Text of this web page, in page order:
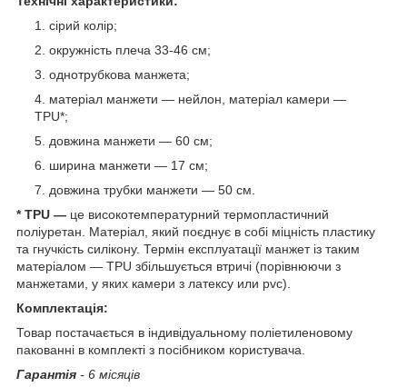
сірий колір;
окружність плеча 33-46 см;
однотрубкова манжета;
матеріал манжети — нейлон, матеріал камери —
TPU*;
довжина манжети — 60 см;
ширина манжети — 17 см;
довжина трубки манжети — 50 см.
* TPU — це високотемпературний термопластичний
поліуретан. Матеріал, який поєднує в собі міцність пластику
та гнучкість силікону. Термін експлуатації манжет із таким
матеріалом — TPU збільшується втричі (порівнюючи з
манжетами, у яких камери з латексу или pvc).
Комплектація:
Товар постачається в індивідуальному поліетиленовому
пакованні в комплекті з посібником користувача.
Гарантія - 6 місяців